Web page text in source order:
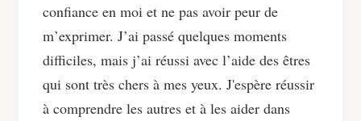
confiance en moi et ne pas avoir peur de
m’exprimer. J’ai passé quelques moments
difficiles, mais j’ai réussi avec l’aide des êtres
qui sont très chers à mes yeux. J'espère réussir
à comprendre les autres et à les aider dans